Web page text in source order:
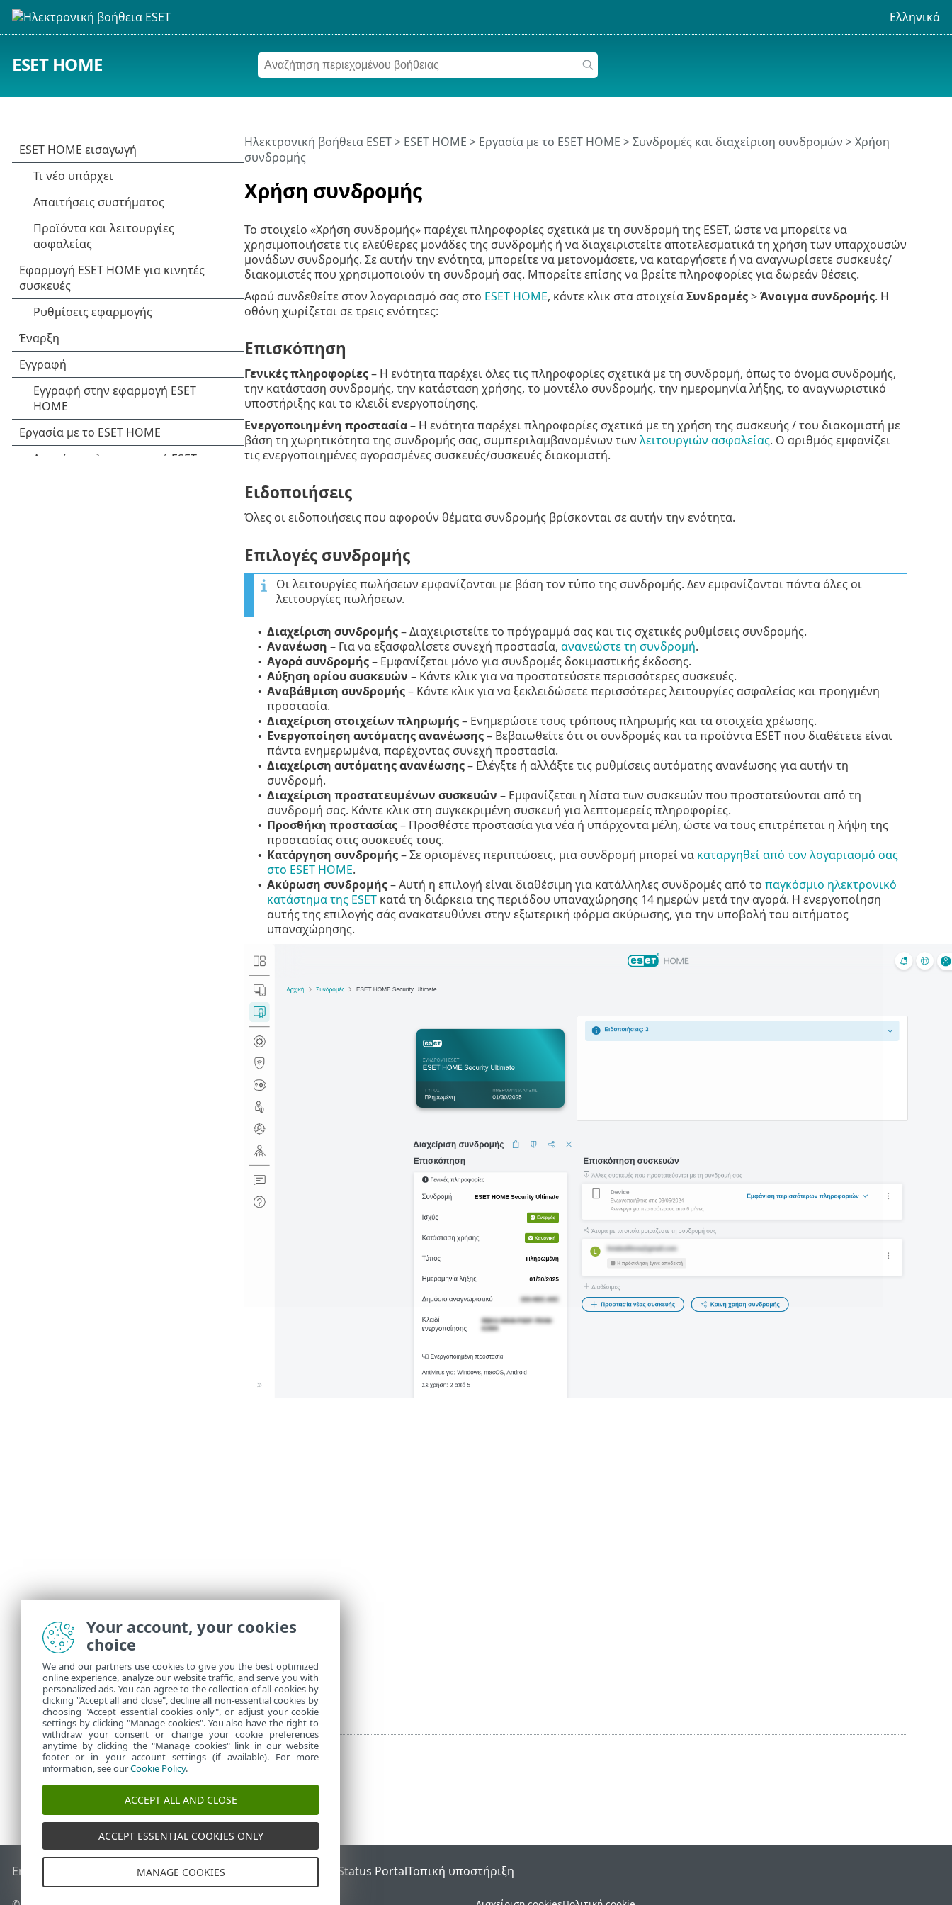
Ελληνικά
ESET HOME
Χρήση συνδρομής
Ηλεκτρονική βοήθεια ESET> ESET HOME > Εργασία με το ESET HOME >Συνδρομές και διαχείριση συνδρομών > Χρήση
συνδρομής
Το στοιχείο «Χρήση συνδρομής» παρέχει πληροφορίες σχετικά με τη συνδρομή της ESET, ώστε να μπορείτε να
χρησιμοποιήσετε τις ελεύθερες μονάδες της συνδρομής ή να διαχειριστείτε αποτελεσματικά τη χρήση των υπαρχουσών
μονάδων συνδρομής. Σε αυτήν την ενότητα, μπορείτε να μετονομάσετε, να καταργήσετε ή να αναγνωρίσετε συσκευές/
διακομιστές που χρησιμοποιούν τη συνδρομή σας. Μπορείτε επίσης να βρείτε πληροφορίες για δωρεάν θέσεις.
Αφού συνδεθείτε στον λογαριασμό σας στο ESET HOME, κάντε κλικ στα στοιχείαΣυνδρομές>Άνοιγμα συνδρομής. Η
οθόνη χωρίζεται σε τρεις ενότητες:
Επισκόπηση
Γενικές πληροφορίες– Η ενότητα παρέχει όλες τις πληροφορίες σχετικά με τη συνδρομή, όπως το όνομα συνδρομής,
την κατάσταση συνδρομής, την κατάσταση χρήσης, το μοντέλο συνδρομής, την ημερομηνία λήξης, το αναγνωριστικό
υποστήριξης και το κλειδί ενεργοποίησης.
Ενεργοποιημένη προστασία– Η ενότητα παρέχει πληροφορίες σχετικά με τη χρήση της συσκευής / του διακομιστή με
βάση τη χωρητικότητα της συνδρομής σας, συμπεριλαμβανομένων των λειτουργιών ασφαλείας. Ο αριθμός εμφανίζει
τις ενεργοποιημένες αγορασμένες συσκευές/συσκευές διακομιστή.
Ειδοποιήσεις
Όλες οι ειδοποιήσεις που αφορούν θέματα συνδρομής βρίσκονται σε αυτήν την ενότητα.
Επιλογές συνδρομής
Οι λειτουργίες πωλήσεων εμφανίζονται με βάση τον τύπο της συνδρομής. Δεν εμφανίζονται πάντα όλες οι
λειτουργίες πωλήσεων.
• Διαχείριση συνδρομής– Διαχειριστείτε το πρόγραμμά σας και τις σχετικές ρυθμίσεις συνδρομής.
• Ανανέωση – Για να εξασφαλίσετε συνεχή προστασία, ανανεώστε τη συνδρομή.
• Αγορά συνδρομής– Εμφανίζεται μόνο για συνδρομές δοκιμαστικής έκδοσης.
• Αύξηση ορίου συσκευών – Κάντε κλικ για να προστατεύσετε περισσότερες συσκευές.
• Αναβάθμιση συνδρομής– Κάντε κλικ για να ξεκλειδώσετε περισσότερες λειτουργίες ασφαλείας και προηγμένη
προστασία.
• Διαχείριση στοιχείων πληρωμής– Ενημερώστε τους τρόπους πληρωμής και τα στοιχεία χρέωσης.
• Ενεργοποίηση αυτόματης ανανέωσης– Βεβαιωθείτε ότι οι συνδρομές και τα προϊόντα ESET που διαθέτετε είναι
πάντα ενημερωμένα, παρέχοντας συνεχή προστασία.
• Διαχείριση αυτόματης ανανέωσης– Ελέγξτε ή αλλάξτε τις ρυθμίσεις αυτόματης ανανέωσης για αυτήν τη
συνδρομή.
• Διαχείριση προστατευμένων συσκευών – Εμφανίζεται η λίστα των συσκευών που προστατεύονται από τη
συνδρομή σας. Κάντε κλικ στη συγκεκριμένη συσκευή για λεπτομερείς πληροφορίες.
• Προσθήκη προστασίας– Προσθέστε προστασία για νέα ή υπάρχοντα μέλη, ώστε να τους επιτρέπεται η λήψη της
προστασίας στις συσκευές τους.
• Κατάργηση συνδρομής– Σε ορισμένες περιπτώσεις, μια συνδρομή μπορεί να καταργηθεί από τον λογαριασμό σας
στο ESET HOME.
• Ακύρωση συνδρομής– Αυτή η επιλογή είναι διαθέσιμη για κατάλληλες συνδρομές από το παγκόσμιο ηλεκτρονικό
κατάστημα της ESETκατά τη διάρκεια της περιόδου υπαναχώρησης 14 ημερών μετά την αγορά. Η ενεργοποίηση
αυτής της επιλογής σάς ανακατευθύνει στην εξωτερική φόρμα ακύρωσης, για την υποβολή του αιτήματος
υπαναχώρησης.
End of Life Γνωσιακή βάση ESET Ομάδα συζήτησης ESET ESET Status PortalΤοπική υποστήριξη
Your account, your cookies
choice
We and our partners use cookies to give you the best optimized
online experience, analyze our website traffic, and serve you with
personalized ads. You can agree to the collection of all cookies by
clicking "Accept all and close", decline all non-essential cookies by
choosing "Accept essential cookies only", or adjust your cookie
settings by clicking "Manage cookies". You also have the right to
withdraw your consent or change your cookie preferences
anytime by clicking the "Manage cookies" link in our website
footer or in your account settings (if available). For more
information, see ourCookie Policy.
ACCEPT ALL AND CLOSE
ACCEPT ESSENTIAL COOKIES ONLY
MANAGE COOKIES